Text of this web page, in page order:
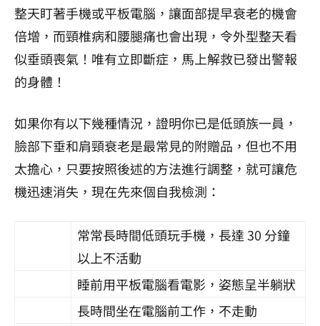
整天盯著手機或平板電腦，讓面部提早衰老的機會
倍增，而頸椎病和腰腿痛也會出現，令外型整天看
似垂頭喪氣！唯有立即斷症，馬上解救已發出警報
的身體！
如果你有以下幾種情況，證明你已是低頭族一員，
臉部下垂和肩頸衰老是最常見的附贈品，但也不用
太擔心，只要按照後述的方法進行調整，就可讓危
機迅速消失，現在先來個自我檢測：
常常長時間低頭玩手機，長達 30 分鐘
以上不活動
睡前用平板電腦看電影，姿態呈半躺狀
長時間坐在電腦前工作，不走動